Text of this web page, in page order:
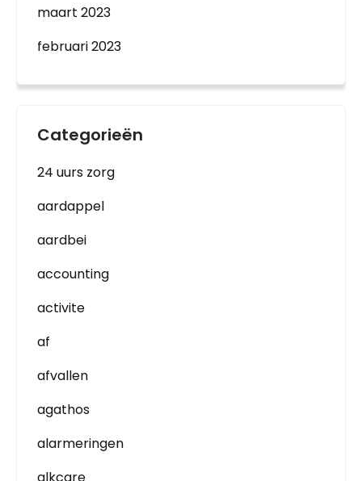
maart 2023
februari 2023
Categorieën
24 uurs zorg
aardappel
aardbei
accounting
activite
af
afvallen
agathos
alarmeringen